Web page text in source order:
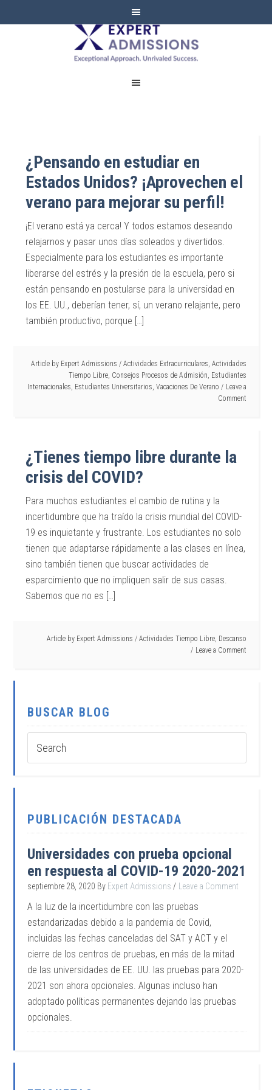
EXPERT
ADMISSIONS
¿Pensando en estudiar en
Estados Unidos? ¡Aprovechen el
verano para mejorar su perfil!
¡El verano está ya cerca! Y todos estamos deseando
relajarnos y pasar unos días soleados y divertidos.
Especialmente para los estudiantes es importante
liberarse del estrés y la presión de la escuela, pero si
están pensando en postularse para la universidad en
los EE. UU., deberían tener, sí, un verano relajante, pero
también productivo, porque […]
Article by Expert Admissions / Actividades Extracurriculares, Actividades
Tiempo Libre, Consejos Procesos de Admisión, Estudiantes
Internacionales, Estudiantes Universitarios, Vacaciones De Verano
Leave a
Comment
¿Tienes tiempo libre durante la
crisis del COVID?
Para muchos estudiantes el cambio de rutina y la
incertidumbre que ha traído la crisis mundial del COVID-
19 es inquietante y frustrante. Los estudiantes no solo
tienen que adaptarse rápidamente a las clases en línea,
sino también tienen que buscar actividades de
esparcimiento que no impliquen salir de sus casas.
Sabemos que no es […]
Article by Expert Admissions / Actividades Tiempo Libre, Descanso
Leave a Comment
BUSCAR BLOG
PUBLICACIÓN DESTACADA
Universidades con prueba opcional
en respuesta al COVID-19 2020-2021
septiembre 28, 2020 By Expert Admissions Leave a Comment
A la luz de la incertidumbre con las pruebas
estandarizadas debido a la pandemia de Covid,
incluidas las fechas canceladas del SAT y ACT y el
cierre de los centros de pruebas, en más de la mitad
de las universidades de EE. UU. las pruebas para 2020-
2021 son ahora opcionales. Algunas incluso han
adoptado políticas permanentes dejando las pruebas
opcionales.